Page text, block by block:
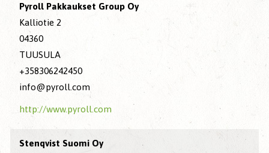
Pyroll Pakkaukset Group Oy
Kalliotie 2
04360
TUUSULA
+358306242450
info@pyroll.com
http://www.pyroll.com
Stenqvist Suomi Oy